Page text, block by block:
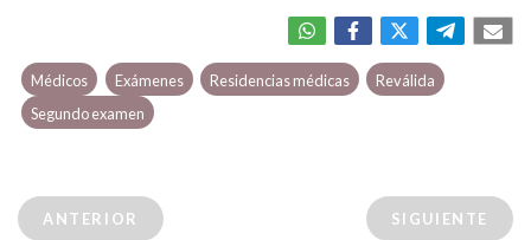
Médicos Exámenes Residencias médicas
Reválida
Segundo examen
ANTERIOR SIGUIENTE